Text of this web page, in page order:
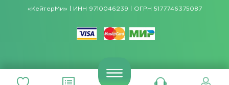
«КейтерМи» | ИНН 9710046239 | ОГРН 5177746375087